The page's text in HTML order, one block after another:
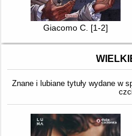
Giacomo C. [1-2]
Znane i lubiane tytuły wydane w